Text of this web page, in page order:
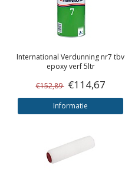
International Verdunning nr7 tbv
epoxy verf 5ltr
€152,89 €114,67
Informatie